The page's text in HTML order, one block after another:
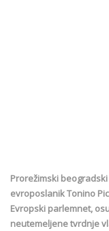
Prorežimski
evroposlanik Tonino
Evropski parlemnet,
neutemeljene tvrdnje